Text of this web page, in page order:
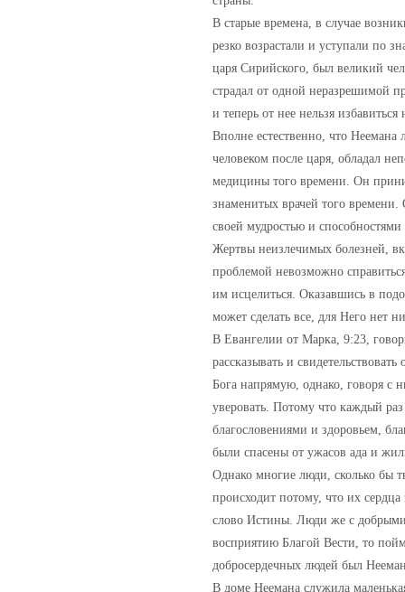
В старые времена, в случае
резко возрастали и уступали по
царя Сирийского, был великий
страдал от одной неразрешимой
и теперь от нее нельзя
Вполне естественно, что
человеком после царя, обладал
медицины того времени. Он
знаменитых врачей того
своей мудростью и
Жертвы неизлечимых болезней,
проблемой невозможно
им исцелиться. Оказавшись в
может сделать все, для Него нет
В Евангелии от Марка, 9:23,
рассказывать и
Бога напрямую, однако, говоря
уверовать. Потому что каждый
благословениями и здоровьем,
были спасены от ужасов ада и
Однако многие люди, сколько бы
происходит потому, что их
слово Истины. Люди же с
восприятию Благой Вести, то
добросердечных людей был
В доме Неемана служила